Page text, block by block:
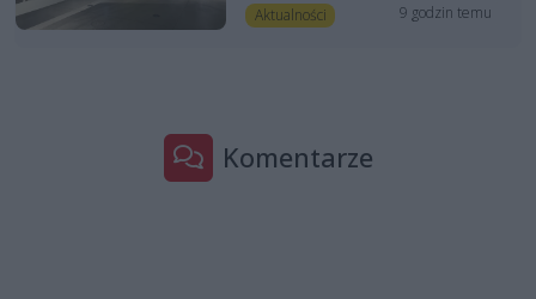
Aktualności 9 godzin temu
Komentarze